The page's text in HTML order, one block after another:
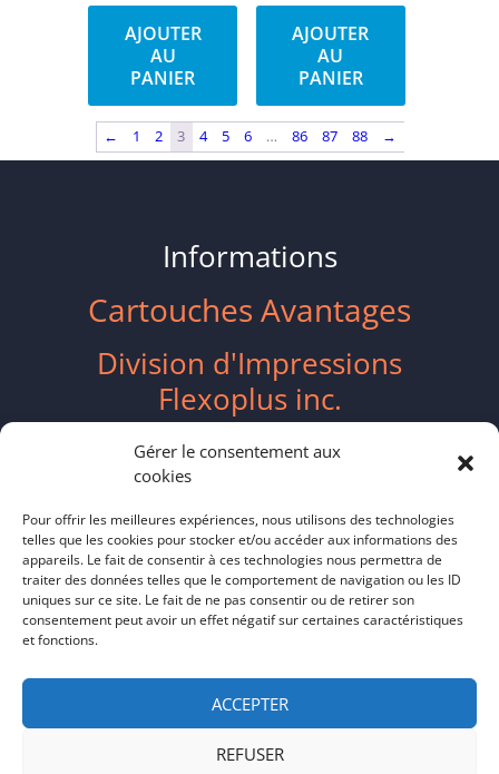
Gérer le consentement aux
cookies
Pour offrir les meilleures expériences, nous utilisons des technologies
telles que les cookies pour stocker et/ou accéder aux informations des
appareils. Le fait de consentir à ces technologies nous permettra de
traiter des données telles que le comportement de navigation ou les ID
uniques sur ce site. Le fait de ne pas consentir ou de retirer son
consentement peut avoir un effet négatif sur certaines caractéristiques
et fonctions.
ACCEPTER
REFUSER
AJOUTER
AU
PANIER
AJOUTER
AU
PANIER
← 1 2 3 4 5 6 … 86 87 88 →
Informations
Cartouches Avantages
Division d'Impressions
Flexoplus inc.
2417 Boulevard Industriel
ventes@flexoplus.ca
(514) 587-8055
Politique de cookies CA
confidentialité